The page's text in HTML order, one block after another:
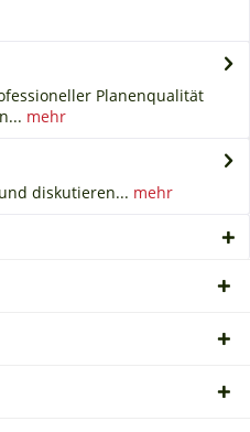
Planenqualität
mehr
diskutieren... mehr